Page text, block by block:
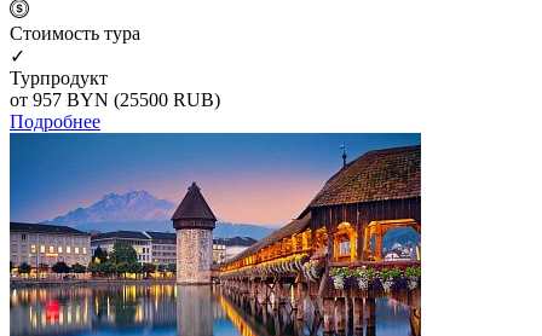
Cтоимость тура
✓
Турпродукт
от 957 BYN (25500 RUB)
Подробнее